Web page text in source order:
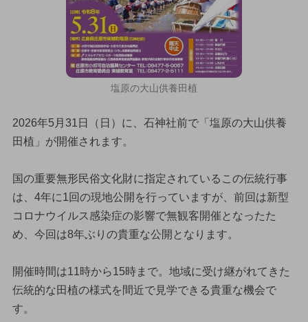
塩原の大山供養田植
2026年5月31日（日）に、石神社前で「塩原の大山供養
田植」が開催されます。
国の重要無形民俗文化財に指定されているこの伝統行事
は、4年に1回の現地公開を行っていますが、前回は新型
コロナウイルス感染症の影響で無観客開催となったた
め、今回は8年ぶりの貴重な公開となります。
開催時間は11時から15時まで。地域に受け継がれてきた
伝統的な田植の様式を間近で見学できる貴重な機会で
す。